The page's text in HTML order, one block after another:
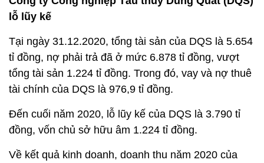
lỗ lũy kế
Tại ngày 31.12.2020, tổng tài sản của DQS là 5.654
tỉ đồng, nợ phải trả đã ở mức 6.878 tỉ đồng, vượt
tổng tài sản 1.224 tỉ đồng. Trong đó, vay và nợ thuê
tài chính của DQS là 976,9 tỉ đồng.
Đến cuối năm 2020, lỗ lũy kế của DQS là 3.790 tỉ
đồng, vốn chủ sở hữu âm 1.224 tỉ đồng.
Về kết quả kinh doanh, doanh thu năm 2020 của